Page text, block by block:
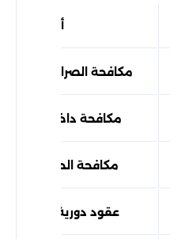
أبرز
مكافحة الصراصير
مكافحة داخلية
مكافحة الحشرات وفق
عقود دورية